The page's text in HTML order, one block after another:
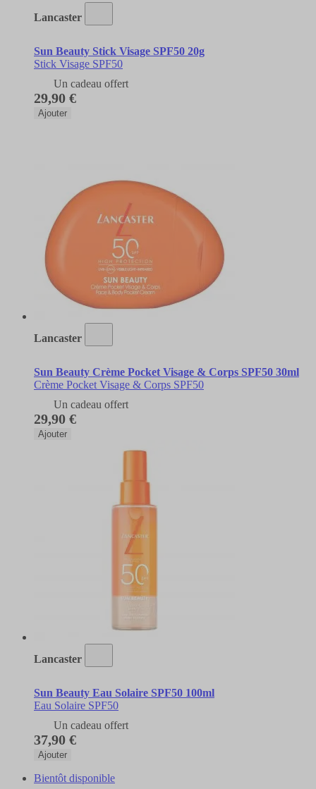
Lancaster
Sun Beauty Stick Visage SPF50 20g
Stick Visage SPF50
Un cadeau offert
29,90 €
Ajouter
Lancaster
Sun Beauty Crème Pocket Visage & Corps SPF50 30ml
Crème Pocket Visage & Corps SPF50
Un cadeau offert
29,90 €
Ajouter
Lancaster
Sun Beauty Eau Solaire SPF50 100ml
Eau Solaire SPF50
Un cadeau offert
37,90 €
Ajouter
Bientôt disponible